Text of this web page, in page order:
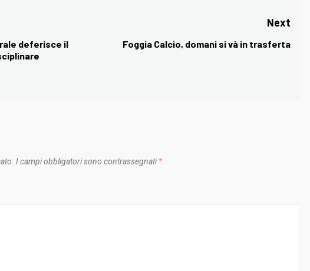
deferisce il
Next
Next
Foggia Calcio, domani si và in trasferta
I campi obbligatori sono contrassegnati *